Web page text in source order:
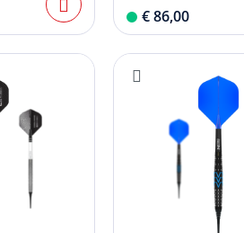
€ 86,00